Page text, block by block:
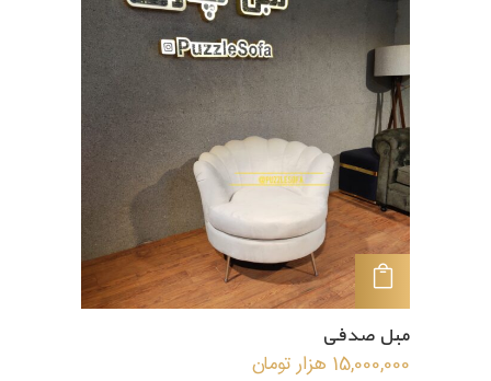
افزودن به سبد خرید
مبل صدفی
15,000,000 هزار تومان